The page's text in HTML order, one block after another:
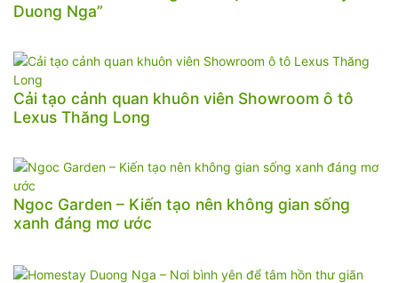
Duong Nga”
Cải tạo cảnh quan khuôn viên Showroom ô tô
Lexus Thăng Long
Ngoc Garden – Kiến tạo nên không gian sống
xanh đáng mơ ước